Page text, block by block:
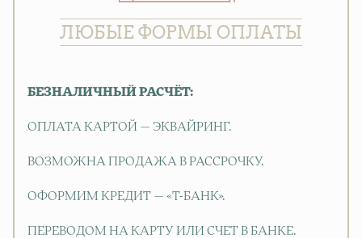
ЛЮБЫЕ ФОРМЫ ОПЛАТЫ
БЕЗНАЛИЧНЫЙ РАСЧЁТ:
ОПЛАТА КАРТОЙ — ЭКВАЙРИНГ.
ВОЗМОЖНА ПРОДАЖА В РАССРОЧКУ.
ОФОРМИМ КРЕДИТ — «Т-БАНК».
ПЕРЕВОДОМ НА КАРТУ ИЛИ СЧЕТ В БАНКЕ.